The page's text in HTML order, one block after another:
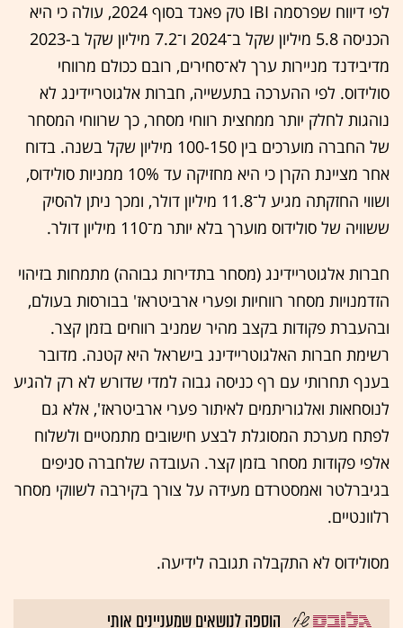
לפי דיווח שפרסמה IBI טק פאנד בסוף 2024, עולה כי היא
הכניסה 5.8 מיליון שקל ב־2024 ו־7.2 מיליון שקל ב-2023
מדיבידנד מניירות ערך לא־סחירים, רובם ככולם מרווחי
סולידוס. לפי ההערכה בתעשייה, חברות אלגוטריידינג לא
נוהגות לחלק יותר ממחצית רווחי מסחר, כך שרווחי המסחר
של החברה מוערכים בין 100-150 מיליון שקל בשנה. בדוח
אחר מציינת הקרן כי היא מחזיקה עד 10% ממניות סולידוס,
ושווי החזקתה מגיע ל־11.8 מיליון דולר, ומכך ניתן להסיק
ששוויה של סולידוס מוערך בלא יותר מ־110 מיליון דולר.
חברות אלגוטריידינג (מסחר בתדירות גבוהה) מתמחות בזיהוי
הזדמנויות מסחר רווחיות ופערי ארביטראז' בבורסות בעולם,
ובהעברת פקודות בקצב מהיר שמניב רווחים בזמן קצר.
רשימת חברות האלגוטריידינג בישראל היא קטנה. מדובר
בענף תחרותי עם רף כניסה גבוה למדי שדורש לא רק להגיע
לנוסחאות ואלגוריתמים לאיתור פערי ארביטראז', אלא גם
לפתח מערכת המסוגלת לבצע חישובים מתמטיים ולשלוח
אלפי פקודות מסחר בזמן קצר. העובדה שלחברה סניפים
בגיברלטר ואמסטרדם מעידה על צורך בקירבה לשווקי מסחר
רלוונטיים.
מסולידוס לא התקבלה תגובה לידיעה.
הוספה לנושאים שמעניינים אותי